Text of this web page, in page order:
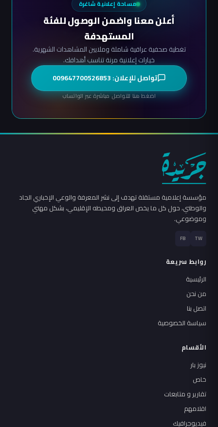
مساحة إعلانية شاغرة
أعلن معنا واضمن الوصول للفئة
المستهدفة
تغطية صحفية عراقية شاملة وملايين المشاهدات الشهرية.
خيارات إعلانية مرنة تناسب أهدافك.
تواصل للإعلان: 009647700526853
اضغط هنا للتواصل مباشرة عبر الواتساب
مؤسسة إعلامية مستقلة تهدف إلى نشر المعرفة والوعي الإخباري الجاد
والوطني، حول كل ما يخص العراق ومحيطه الإقليمي، بشكل مهني
وموضوعي.
TW
FB
روابط سريعة
الرئيسية
من نحن
اتصل بنا
سياسة الخصوصية
الأقسام
نيوز بار
خاص
تقارير و متابعات
اقلامهم
فيديوجرافيك